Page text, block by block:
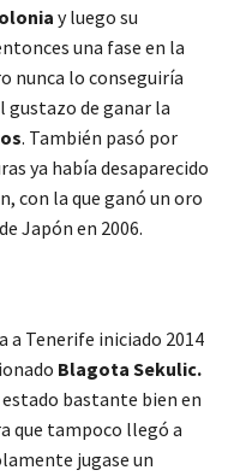
y luego su
una fase en la
nunca lo conseguiría
gustazo de ganar la
. También pasó por
ya había desaparecido
con la que ganó un oro
Japón en 2006.
a Tenerife iniciado 2014
Blagota Sekulic.
estado bastante bien en
que tampoco llegó a
jugase un